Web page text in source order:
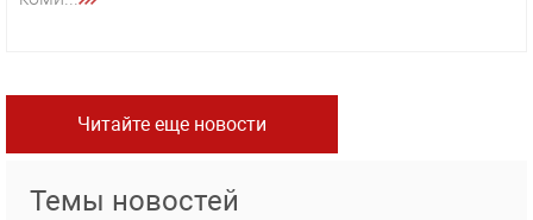
Читайте еще новости
Темы новостей